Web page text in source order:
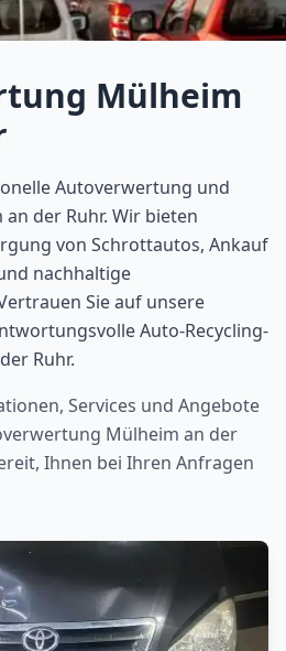
Mülheim
Autoverwertung und
der Ruhr. Wir bieten
von Schrottautos, Ankauf
nachhaltige
Sie auf unsere
Auto-Recycling-
Ruhr.
Services und Angebote
Mülheim an der
Ihnen bei Ihren Anfragen